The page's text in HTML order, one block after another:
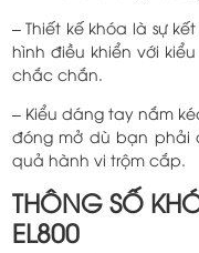
– Thiết kế khóa là sự
hình điều khiển với
chắc chắn.
– Kiểu dáng tay nắm
đóng mở dù bạn phải
quả hành vi trộm cắp.
THÔNG SỐ
EL800